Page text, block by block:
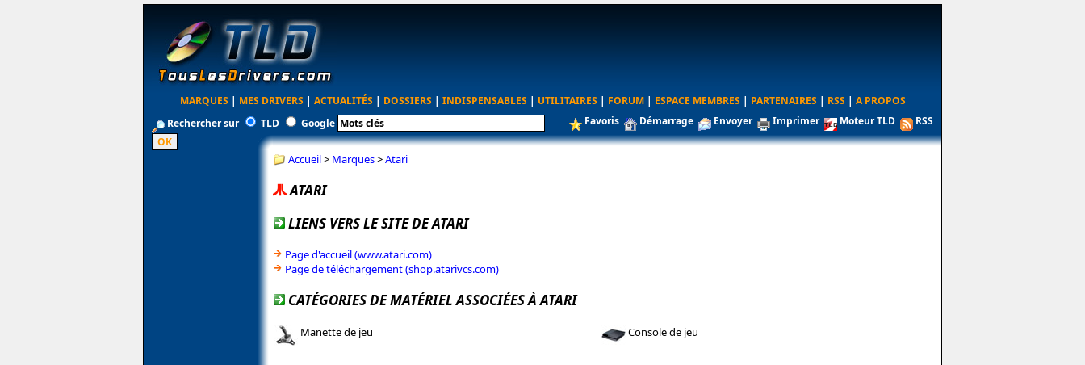
MARQUES | MES DRIVERS | ACTUALITÉS | DOSSIERS | INDISPENSABLES | UTILITAIRES | FORUM | ESPACE MEMBRES | PARTENAIRES | RSS | A PROPOS
Rechercher sur
TLD Google Favoris Démarrage Envoyer Imprimer Moteur TLD RSS
Accueil> Marques>Atari
ATARI
LIENS VERS LE SITE DE ATARI
Page d'accueil (www.atari.com)
Page de téléchargement (shop.atarivcs.com)
CATÉGORIES DE MATÉRIEL ASSOCIÉES À ATARI
Manette de jeu Console de jeu